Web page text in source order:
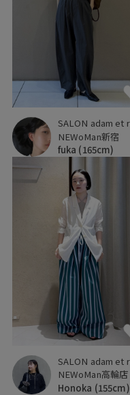
NEWoMan新宿
fuka (165cm)
NEWoMan高輪店
Honoka (155cm)